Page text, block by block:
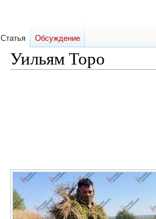
Уильям Торо
Статья Обсуждение